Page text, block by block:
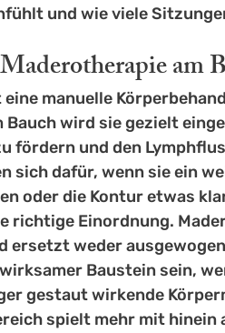
und wie viele
am
manuelle
Bauch wird sie gezielt
fördern und den
sich dafür, wenn sie ein
oder die Kontur etwas
richtige Einordnung.
ersetzt weder
Baustein sein,
gestaut wirkende
spielt mehr mit hinein